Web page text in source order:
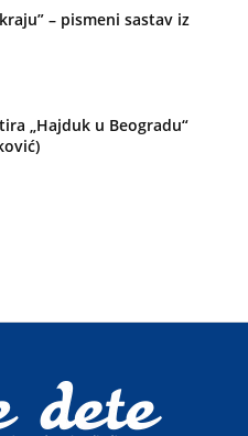
– pismeni sastav iz
„Hajduk u Beogradu“